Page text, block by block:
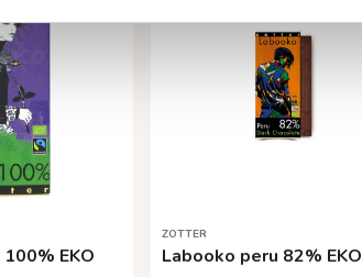
EKO
ZOTTER
Labooko peru 82% EKO